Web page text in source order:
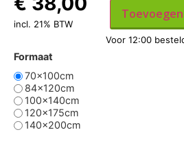
Formaat
70x100cm
84x120cm
100x140cm
120x175cm
140x200cm
incl. 21% BTW